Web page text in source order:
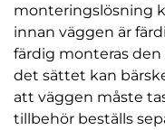
monteringslösning
innan väggen är
färdig monteras den
det sättet kan
att väggen måste
tillbehör beställs